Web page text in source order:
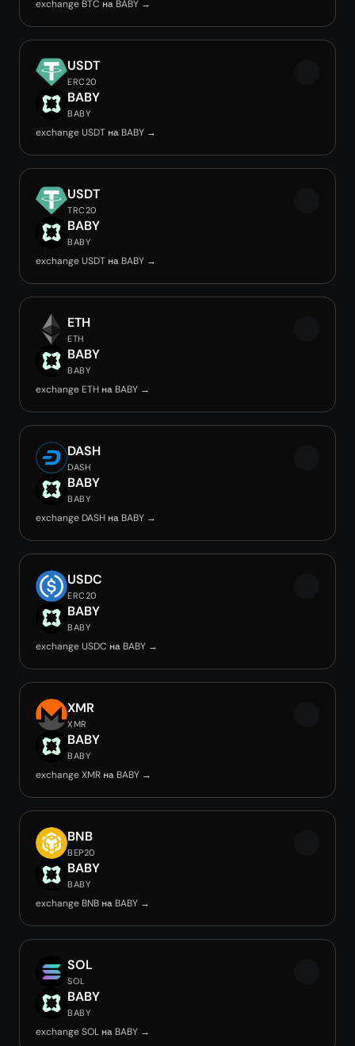
exchange BTC на BABY →
USDT
ERC20
BABY
BABY
exchange USDT на BABY →
USDT
TRC20
BABY
BABY
exchange USDT на BABY →
ETH
ETH
BABY
BABY
exchange ETH на BABY →
DASH
DASH
BABY
BABY
exchange DASH на BABY →
USDC
ERC20
BABY
BABY
exchange USDC на BABY →
XMR
XMR
BABY
BABY
exchange XMR на BABY →
BNB
BEP20
BABY
BABY
exchange BNB на BABY →
SOL
SOL
BABY
BABY
exchange SOL на BABY →